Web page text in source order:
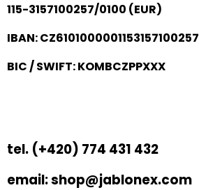
115-3157100257/0100 (EUR)
IBAN: CZ6101000001153157100257
BIC / SWIFT: KOMBCZPPXXX
tel. (+420) 774 431 432
email: shop@jablonex.com